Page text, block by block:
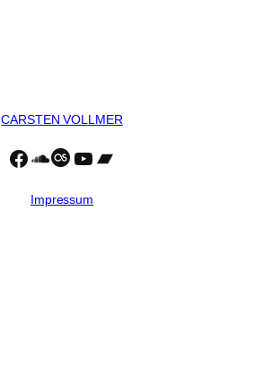
CARSTEN VOLLMER
Facebook
https://soundcloud.com/
Last.fm
YouTube
Bandcamp
Impressum